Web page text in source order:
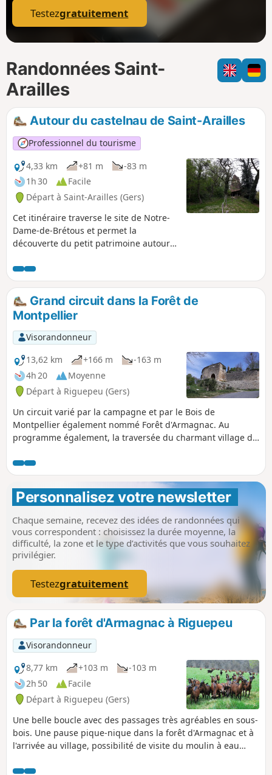
Testezgratuitement
Randonnées Saint-
Arailles
Autour du castelnau de Saint-Arailles
Professionnel du tourisme
4,33 km
+81 m
-83 m
1h 30
Facile
Départ à Saint-Arailles (Gers)
Cet itinéraire traverse le site de Notre-
Dame-de-Brétous et permet la
découverte du petit patrimoine autour
Grand circuit dans la Forêt de
Montpellier
Visorandonneur
13,62 km
+166 m
-163 m
4h 20
Moyenne
Départ à Riguepeu (Gers)
Un circuit varié par la campagne et par le Bois de
Montpellier également nommé Forêt d'Armagnac. Au
programme également, la traversée du charmant village de
Pitron avant un retour sur Riguepeu en passant devant le
moulin.
Personnalisez votre newsletter
Chaque semaine, recevez des idées de randonnées qui
vous correspondent : choisissez la durée moyenne, la
difficulté, la zone et le type d’activités que vous souhaitez
privilégier.
Testezgratuitement
Par la forêt d'Armagnac à Riguepeu
Visorandonneur
8,77 km
+103 m
-103 m
2h 50
Facile
Départ à Riguepeu (Gers)
Une belle boucle avec des passages très agréables en sous-
bois. Une pause pique-nique dans la forêt d'Armagnac et à
l'arrivée au village, possibilité de visite du moulin à eau